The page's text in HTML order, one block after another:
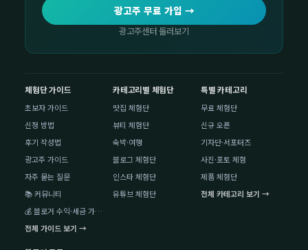
광고주 무료 가입 →
광고주센터 둘러보기
체험단 가이드
초보자 가이드
신청 방법
후기 작성법
광고주 가이드
자주 묻는 질문
📚 커뮤니티
💰 블로거 수익·세금 가이드
전체 가이드 보기 →
카테고리별 체험단
맛집 체험단
뷰티 체험단
숙박·여행
블로그 체험단
인스타 체험단
유튜브 체험단
특별 카테고리
무료 체험단
신규 오픈
기자단·서포터즈
사진·포토 체험
제품 체험단
전체 카테고리 보기 →